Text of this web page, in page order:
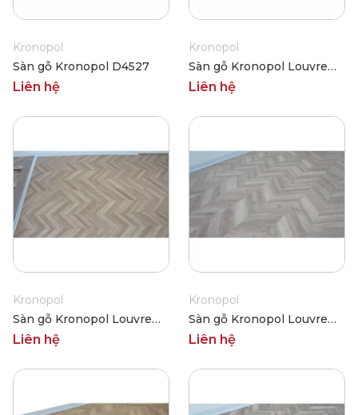
Kronopol
Sàn gỗ Kronopol D4527
Liên hệ
Kronopol
Sàn gỗ Kronopol Louvre
4560
Liên hệ
Kronopol
Sàn gỗ Kronopol Louvre
4561
Liên hệ
Kronopol
Sàn gỗ Kronopol Louvre
80184
Liên hệ